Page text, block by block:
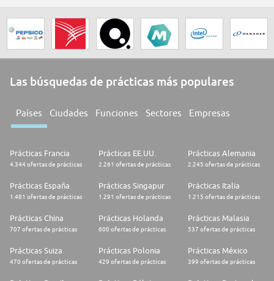
Las búsquedas de prácticas más populares
Países Ciudades Funciones Sectores Empresas
Prácticas Francia
4.344 ofertas de prácticas
Prácticas EE.UU.
2.261 ofertas de prácticas
Prácticas Alemania
2.245 ofertas de prácticas
Prácticas España
1.481 ofertas de prácticas
Prácticas Singapur
1.291 ofertas de prácticas
Prácticas Italia
1.215 ofertas de prácticas
Prácticas China
707 ofertas de prácticas
Prácticas Holanda
600 ofertas de prácticas
Prácticas Malasia
537 ofertas de prácticas
Prácticas Suiza
470 ofertas de prácticas
Prácticas Polonia
429 ofertas de prácticas
Prácticas México
399 ofertas de prácticas